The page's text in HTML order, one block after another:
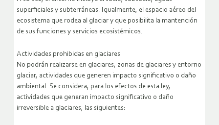
superficiales y subterráneas. Igualmente, el espacio aéreo del
ecosistema que rodea al glaciar y que posibilita la mantención
de sus funciones y servicios ecosistémicos.
Actividades prohibidas en glaciares
No podrán realizarse en glaciares, zonas de glaciares y entorno
glaciar, actividades que generen impacto significativo o daño
ambiental. Se considera, para los efectos de esta ley,
actividades que generan impacto significativo o daño
irreversible a glaciares, las siguientes: